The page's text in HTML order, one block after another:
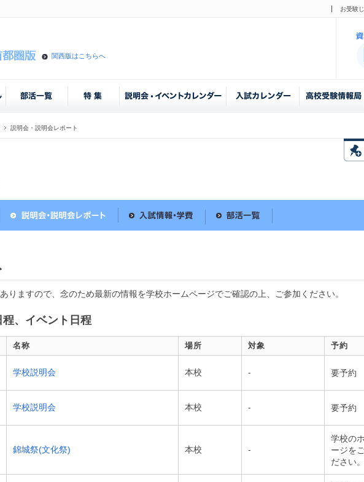
お受験
関西版はこちらへ
説明会・説明会レポート
ますので、念のため最新の情報を学校ホームページでご確認の上、ご参加ください。
程、イベント日程
名称 場所 対象 予約
学校説明会 本校 - 要予約
学校説明会 本校 - 要予約
錦城祭(文化祭) 本校 -
学校の
ージを
ださい。